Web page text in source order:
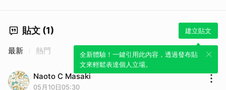
貼文 (1) 建立貼文
全新體驗！一鍵引用此內容，透過發布貼
文來輕鬆表達個人立場。
最新 熱門
Naoto C Masaki
05月10日05:30